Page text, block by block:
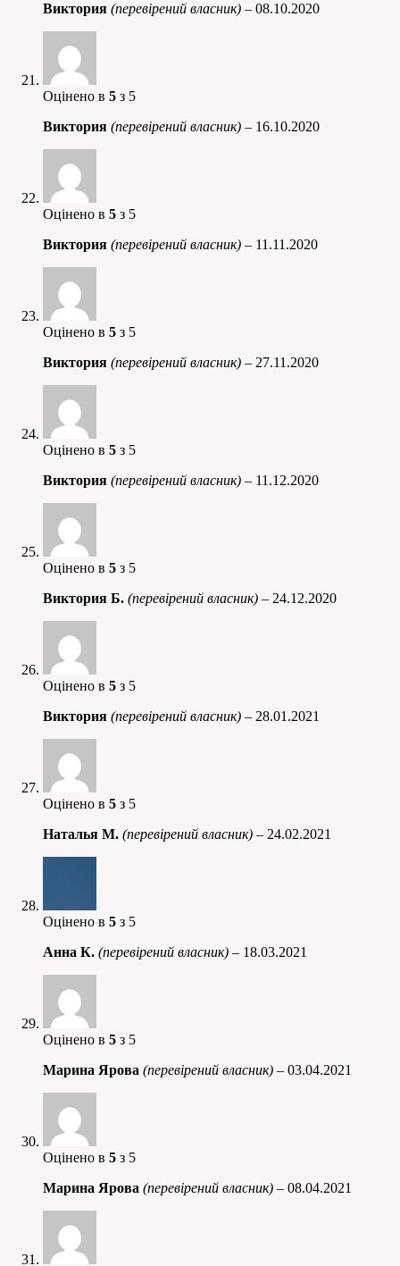
Виктория (перевірений власник) – 08.10.2020
Оцінено в 5 з 5
Виктория (перевірений власник) – 16.10.2020
Оцінено в 5 з 5
Виктория (перевірений власник) – 11.11.2020
Оцінено в 5 з 5
Виктория (перевірений власник) – 27.11.2020
Оцінено в 5 з 5
Виктория (перевірений власник) – 11.12.2020
Оцінено в 5 з 5
Виктория Б. (перевірений власник) – 24.12.2020
Оцінено в 5 з 5
Виктория (перевірений власник) – 28.01.2021
Оцінено в 5 з 5
Наталья М. (перевірений власник) – 24.02.2021
Оцінено в 5 з 5
Анна К. (перевірений власник) – 18.03.2021
Оцінено в 5 з 5
Марина Ярова (перевірений власник) – 03.04.2021
Оцінено в 5 з 5
Марина Ярова (перевірений власник) – 08.04.2021